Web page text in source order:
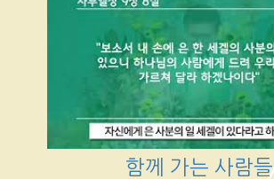
함께 가는 사람들